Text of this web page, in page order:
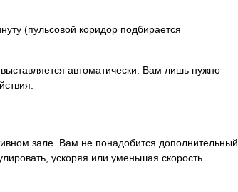
(пульсовой коридор подбирается
автоматически. Вам лишь нужно
зале. Вам не понадобится дополнительный
ускоряя или уменьшая скорость